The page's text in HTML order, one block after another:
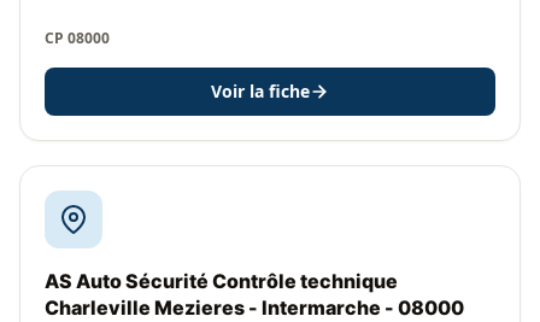
CP 08000
Voir la fiche
AS Auto Sécurité Contrôle technique
Charleville Mezieres - Intermarche - 08000